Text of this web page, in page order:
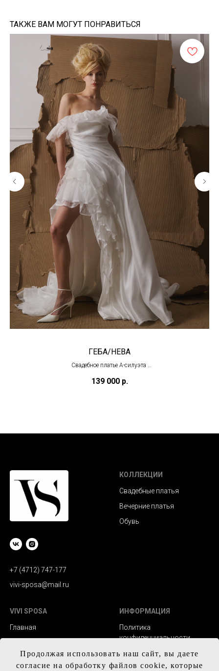
ТАКЖЕ ВАМ МОГУТ ПОНРАВИТЬСЯ
ГЕБА/HEBA
Свадебное платье А-силуэта
139 000 р.
Продолжая использовать наш сайт, вы даете
согласие на обработку файлов cookie, которые
+7 (4712) 747-177
vivi-sposa@mail.ru
КОЛЛЕКЦИИ
Свадебные платья
Вечерние платья
Обувь
VIVI SPOSA
Главная
Контакты
ИНФОРМАЦИЯ
Политика
конфиденциальности
Заказ и сроки
изготовления